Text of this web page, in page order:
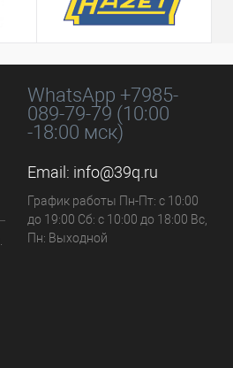
WhatsApp +7985-
089-79-79 (10:00
-18:00 мск)
Email: info@39q.ru
График работы Пн-Пт: с 10:00
до 19:00 Сб: с 10:00 до 18:00 Вс,
Пн: Выходной